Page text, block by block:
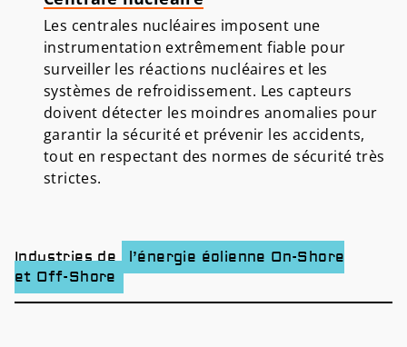
Les centrales nucléaires imposent une
instrumentation extrêmement fiable pour
surveiller les réactions nucléaires et les
systèmes de refroidissement. Les capteurs
doivent détecter les moindres anomalies pour
garantir la sécurité et prévenir les accidents,
tout en respectant des normes de sécurité très
strictes.
Industries de l’énergie éolienne On-Shore
et Off-Shore